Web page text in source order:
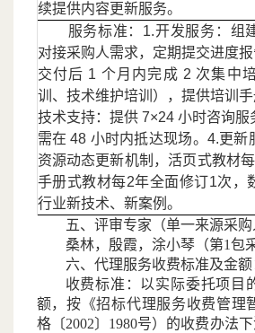
续提供内容更新服务。
服务标准： 1.开发服务：组
对接采购人需求，定期提交进度报
交付后 1 个月内完成 2 次集中
训、技术维护培训），提供培训
技术支持：提供 7×24 小时咨询服
需在 48 小时内抵达现场。4.更新
资源动态更新机制，活页式教材
手册式教材每2年全面修订1次，
行业新技术、新案例。
五、评审专家（单一来源采购
桑林，殷霞，涂小琴（第1包
六、代理服务收费标准及金额
收费标准：以实际委托项目
额，按《招标代理服务收费管理
格〔2002〕1980号）的收费办法